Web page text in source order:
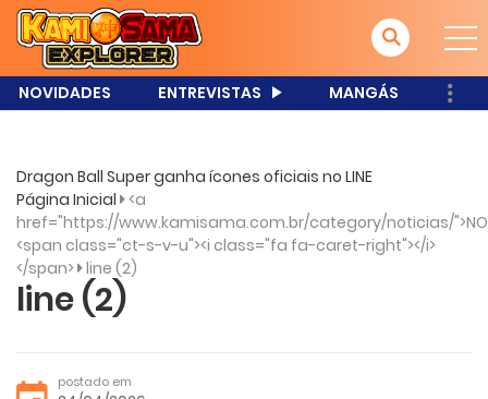
NOVIDADES ENTREVISTAS MANGÁS
Dragon Ball Super ganha ícones oficiais no LINE
Página Inicial <a
href="https://www.kamisama.com.br/category/noticias/
<span class="ct-s-v-u"><i class="fa fa-caret-right"></i>
</span> line (2)
line (2)
postado em